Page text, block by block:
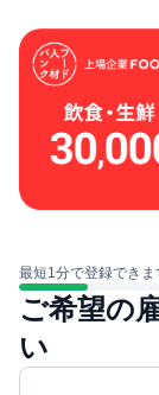
最短1分で登録できま
ご希望の
い